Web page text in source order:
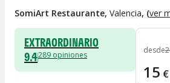
SomiArt Restaurante, Valencia, (ver
EXTRAORDINARIO
9.4289 opiniones desde
15 €